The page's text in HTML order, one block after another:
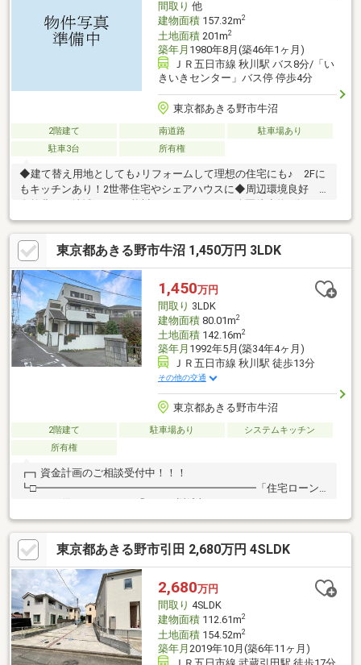
間取り 他
建物面積157.32m2
土地面積201m2
築年月 1980年8月(築46年1ヶ月)
ＪＲ五日市線 秋川駅 バス8分/「い
きいきセンター」バス停 停歩4分
東京都あきる野市牛沼
2階建て 南道路
駐車場あり
駐車3台
所有権
◆建て替え用地としても♪リフォームして理想の住宅にも♪ 2Fに
もキッチンあり！2世帯住宅やシェアハウスに◆周辺環境良好
テニスコート、少年野球場、アスレチック遊具などの設備のある
施設です♪是非一度ご覧ください！経験豊富なスタッフが周辺環境
も併せて現地をご案内致します♪それぞれのお客様に合わせたご提
案を致します！資金計画、住宅ローン等についてもご相談可能！
《ご希望日にご案内可能！お気軽にご連絡・ご相談下さい♪》
東京都あきる野市牛沼 1,450万円 3LDK
1,450万円
間取り 3LDK
建物面積80.01m2
土地面積142.16m2
築年月 1992年5月(築34年4ヶ月)
ＪＲ五日市線 秋川駅 徒歩13分
その他の交通
東京都あきる野市牛沼
2階建て 駐車場あり
システムキッチン
所有権
┏┓資金計画のご相談受付中！！！
┗□━━━━━━━━━━━━━━━━━━━━━「住宅ローン
「変動金利か固定金利のどちらが良いのだろう？」資金計画で疑
問や悩み等ございましたら、是非ご相談下さいませ。現在の金利
情勢やお借入銀行の特徴からお客様に合った住宅ローンの組み方
をご提案いたします。※本物件以外での資金計画のご相談も承り
ます。お気軽にご相談下さいませ。
東京都あきる野市引田 2,680万円 4SLDK
2,680万円
間取り 4SLDK
建物面積112.61m2
土地面積154.52m2
築年月 2019年10月(築6年11ヶ月)